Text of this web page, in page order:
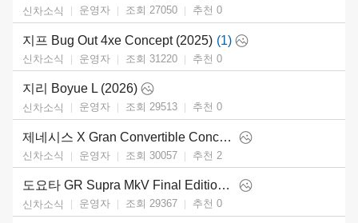
신차소식 운영자 조회 27050 추천 0
지프 Bug Out 4xe Concept (2025) (1)
신차소식 운영자 조회 31220 추천 0
지리 Boyue L (2026)
신차소식 운영자 조회 29513 추천 0
제네시스 X Gran Convertible Concept (2025)
신차소식 운영자 조회 30057 추천 2
도요타 GR Supra MkV Final Edition (2026)
신차소식 운영자 조회 29367 추천 0